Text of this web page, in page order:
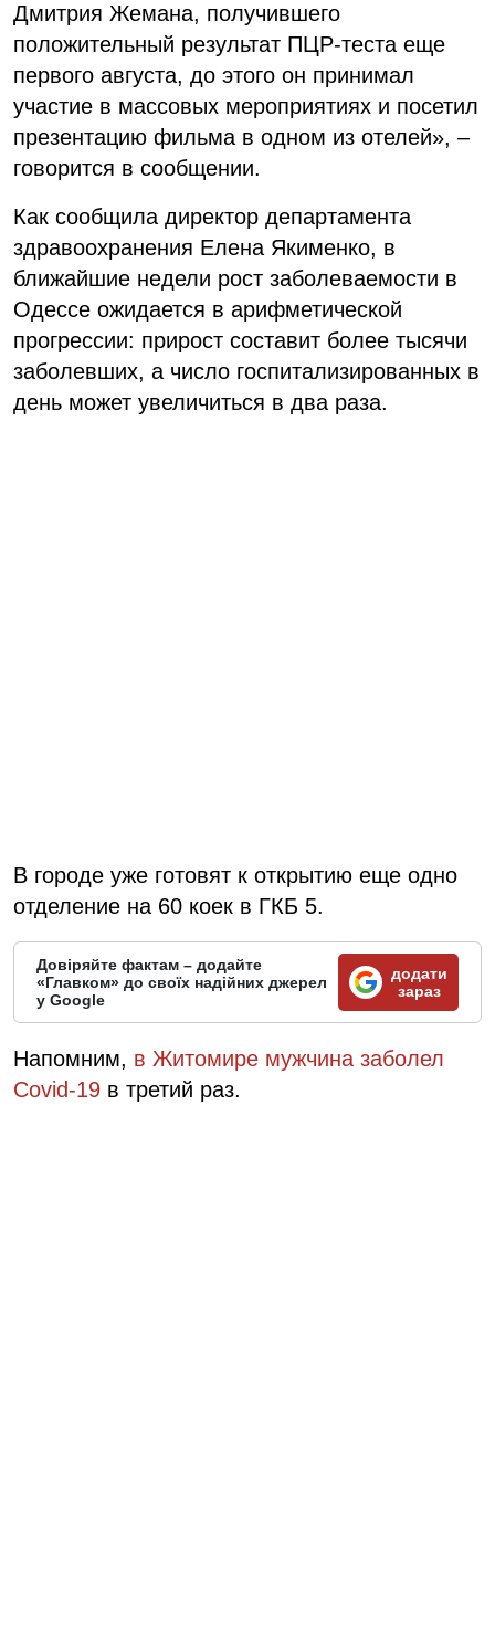
Дмитрия Жемана, получившего
положительный результат ПЦР-теста еще
первого августа, до этого он принимал
участие в массовых мероприятиях и посетил
презентацию фильма в одном из отелей», –
говорится в сообщении.
Как сообщила директор департамента
здравоохранения Елена Якименко, в
ближайшие недели рост заболеваемости в
Одессе ожидается в арифметической
прогрессии: прирост составит более тысячи
заболевших, а число госпитализированных в
день может увеличиться в два раза.
В городе уже готовят к открытию еще одно
отделение на 60 коек в ГКБ 5.
Довіряйте фактам – додайте
«Главком» до своїх надійних джерел
у Google
додати
зараз
Напомним, в Житомире мужчина заболел
Covid-19 в третий раз.